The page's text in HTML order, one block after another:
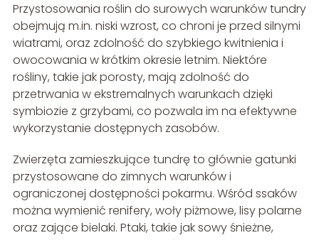
Przystosowania roślin do surowych warunków tundry
obejmują m.in. niski wzrost, co chroni je przed silnymi
wiatrami, oraz zdolność do szybkiego kwitnienia i
owocowania w krótkim okresie letnim. Niektóre
rośliny, takie jak porosty, mają zdolność do
przetrwania w ekstremalnych warunkach dzięki
symbiozie z grzybami, co pozwala im na efektywne
wykorzystanie dostępnych zasobów.
Zwierzęta zamieszkujące tundrę to głównie gatunki
przystosowane do zimnych warunków i
ograniczonej dostępności pokarmu. Wśród ssaków
można wymienić renifery, woły piżmowe, lisy polarne
oraz zające bielaki. Ptaki, takie jak sowy śnieżne,